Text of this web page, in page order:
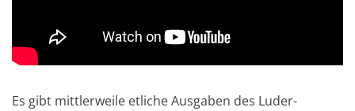
Es gibt mittlerweile etliche Ausgaben des Luder-